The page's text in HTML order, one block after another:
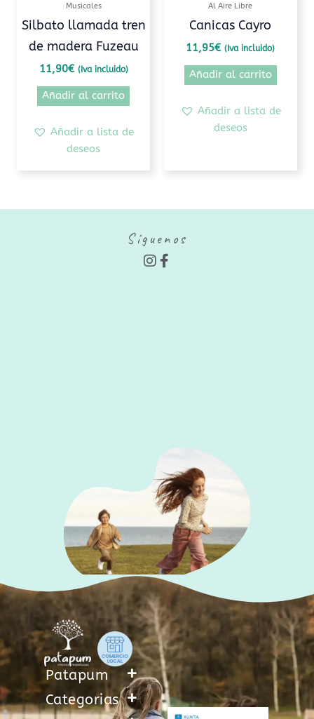
Musicales
Silbato llamada tren
de madera Fuzeau
11,90€ (Iva incluido)
Añadir al carrito
Añadir a lista de
deseos
Al Aire Libre
Canicas Cayro
11,95€ (Iva incluido)
Añadir al carrito
Añadir a lista de
deseos
Síguenos
I
n
F
a
Patapum
Categorias